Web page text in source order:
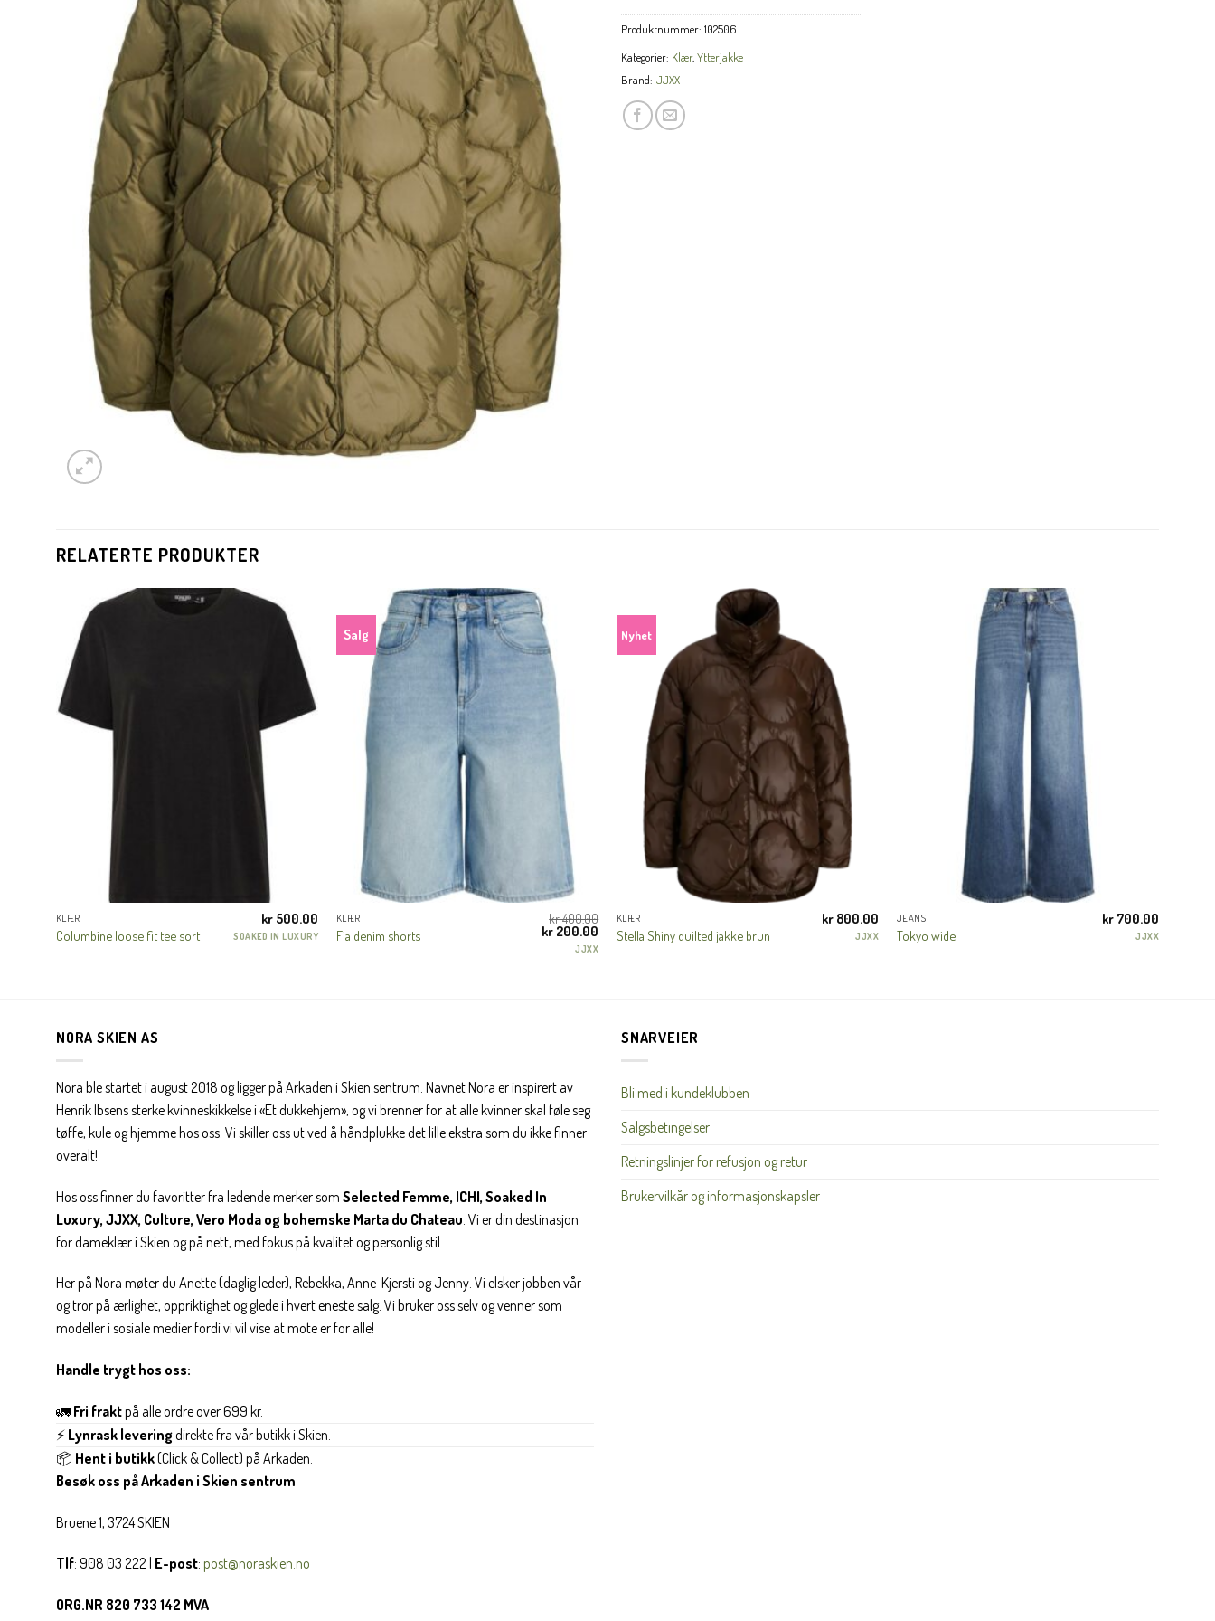
Produktnummer: 102506
Kategorier: Klær, Ytterjakke
Brand: JJXX
RELATERTE PRODUKTER
KLÆR
Columbine loose fit tee sort
kr 500.00
SOAKED IN LUXURY
Salg
KLÆR
Fia denim shorts
kr400.00
Opprinnelig
kr 200.00 Nåværende
pris
er:
JJXX
KLÆR
Stella Shiny quilted jakke brun
kr 800.00
JJXX
JEANS
Tokyo wide
kr 700.00
JJXX
NORA SKIEN AS
Nora ble startet i august 2018 og ligger på Arkaden i Skien sentrum. Navnet Nora er inspirert av
Henrik Ibsens sterke kvinneskikkelse i «Et dukkehjem», og vi brenner for at alle kvinner skal føle seg
tøffe, kule og hjemme hos oss. Vi skiller oss ut ved å håndplukke det lille ekstra som du ikke finner
overalt!
Hos oss finner du favoritter fra ledende merker som Selected Femme, ICHI, Soaked In
Luxury, JJXX, Culture, Vero Moda og bohemske Marta du Chateau . Vi er din destinasjon
for dameklær i Skien og på nett, med fokus på kvalitet og personlig stil.
Her på Nora møter du Anette (daglig leder), Rebekka, Anne-Kjersti og Jenny. Vi elsker jobben vår
og tror på ærlighet, oppriktighet og glede i hvert eneste salg. Vi bruker oss selv og venner som
modeller i sosiale medier fordi vi vil vise at mote er for alle!
Handle trygt hos oss:
🚛 Fri fraktpå alle ordre over 699 kr.
⚡ Lynrask leveringdirekte fra vår butikk i Skien.
📦 Hent i butikk(Click & Collect) på Arkaden.
Besøk oss på Arkaden i Skien sentrum
Bruene 1, 3724 SKIEN
Tlf: 908 03 222 | E-post: post@noraskien.no
ORG.NR 820 733 142 MVA
SNARVEIER
Bli med i kundeklubben
Salgsbetingelser
Retningslinjer for refusjon og retur
Brukervilkår og informasjonskapsler
KUNDEKLUBB
En liten velkomstgave til deg! ❤️
Bli en del av Nora-familien i dag. Som medlem får du 10% rabatt på din
første handel og eksklusive fordeler rett i lomma.
JA, HENT MIN RABATTKODE!